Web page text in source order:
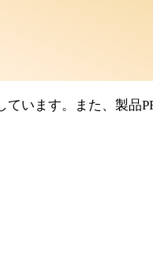
います。また、製品